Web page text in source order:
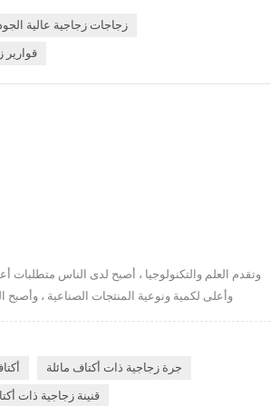
زجاجية عالية الجودة . هناك خمسة عوامل رئيسية تؤثر
دون معرفة ذلك . سيأخذك معًا لفهم العوامل
الزجاجات عالية الجودة. العامل الأول درجة حرارة
في ذلك تأثير شكل المادة وتشكيلها وما إلى ذلك.
القالب: بما في ذلك تأثير المواد من تصميم القالب. في
المساعدة لتشكيل الزجاجات الحديثة أفضل ، يكون
زجاجات زجاجية عالية
قوارير
وأعلى لكمية ونوعية المنتجات الصناعية ، وأصبح
التقليدية والتطور السريع للمتطلبات الصناعية بارزًا
من لوازم التعبئة والتغليف ، وهي شائعة بسبب ضيق
، والاستقرار الكيميائي العالي ، والتكلفة المنخفضة
جرة زجاجية ذات أكتاف مائلة
قنينة زجاجية ذات أكتاف